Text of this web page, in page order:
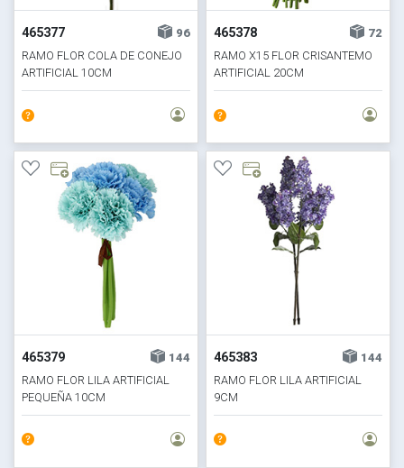
465377
96
RAMO FLOR COLA DE CONEJO
ARTIFICIAL 10CM
465378
72
RAMO X15 FLOR CRISANTEMO
ARTIFICIAL 20CM
465379
144
RAMO FLOR LILA ARTIFICIAL
PEQUEÑA 10CM
465383
144
RAMO FLOR LILA ARTIFICIAL
9CM